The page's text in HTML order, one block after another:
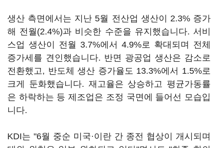
생산 측면에서는 지난 5월 전산업 생산이 2.3% 증가
해 전월(2.4%)과 비슷한 수준을 유지했습니다. 서비
스업 생산이 전월 3.7%에서 4.9%로 확대되며 전체
증가세를 견인했습니다. 반면 광공업 생산은 감소로
전환했고, 반도체 생산 증가율도 13.3%에서 1.5%로
크게 둔화했습니다. 재고율은 상승하고 평균가동률
은 하락하는 등 제조업은 조정 국면에 들어선 모습입
니다.
KDI는 "6월 중순 미국·이란 간 종전 협상이 개시되며